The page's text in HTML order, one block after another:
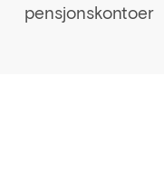
pensjonskontoer